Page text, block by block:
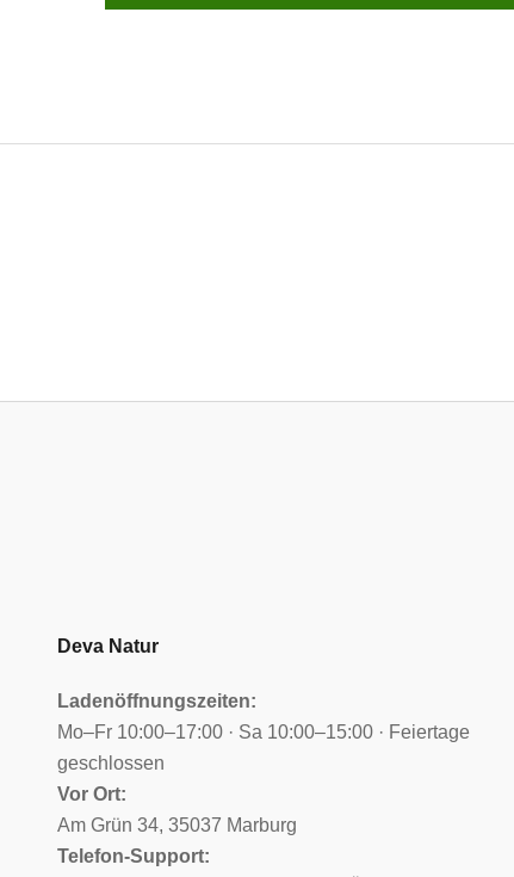
Deva Natur
Ladenöffnungszeiten:
Mo–Fr 10:00–17:00 · Sa 10:00–15:00 · Feiertage
geschlossen
Vor Ort:
Am Grün 34, 35037 Marburg
Telefon-Support: